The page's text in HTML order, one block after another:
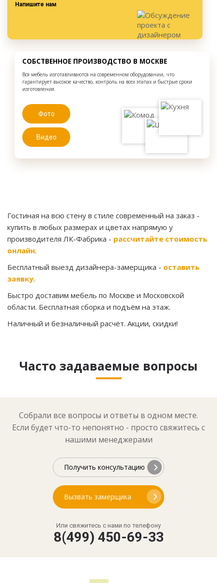
Напишите нам
СОБСТВЕННОЕ ПРОИЗВОДСТВО В МОСКВЕ
Вся мебель изготавливаются на современном оборудовании, что
гарантирует высокое качество, контроль на всех этапах и быстрые сроки
изготовления.
Фото
Видео
Гостиная на всю стену в стиле современный на заказ -
купить в любых размерах и цветах напрямую у
производителя ЛК-Фабрика - рассчитайте стоимость
онлайн.
Бесплатный выезд дизайнера-замерщика - оставить
заявку.
Быстро доставим мебель по Москве и Московской
области. Бесплатная сборка и подъём на этаж.
Наличный и безналичный расчёт. Акции, скидки!
Часто задаваемые вопросы
Собрали все вопросы и ответы в одном месте.
Если будет что-то непонятно - просто свяжитесь с
нашими менеджерами
Получить консультацию
Вызвать замерщика
Или свяжитесь с нами по телефону
8(499) 450-69-33